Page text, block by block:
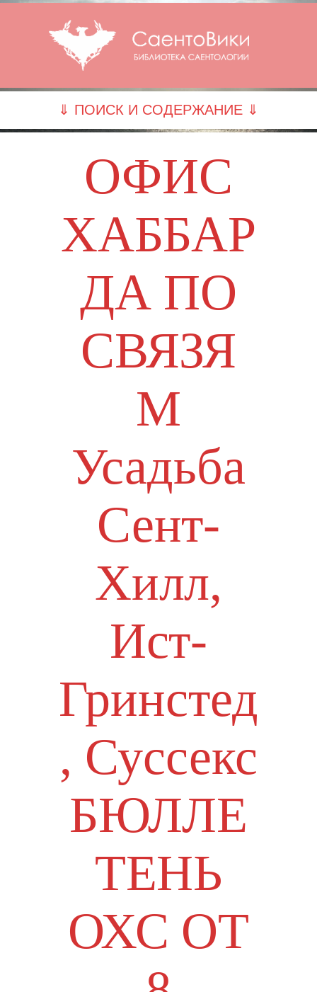
⇓ ПОИСК И СОДЕРЖАНИЕ ⇓
ОФИС
ХАББАР
ДА ПО
СВЯЗЯ
М
Усадьба
Сент-
Хилл,
Ист-
Гринстед
, Суссекс
БЮЛЛЕ
ТЕНЬ
ОХС ОТ